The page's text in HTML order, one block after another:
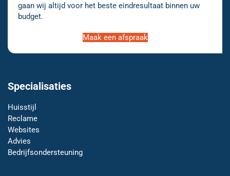
gaan wij altijd voor het beste eindresultaat binnen uw
budget.
Maak een afspraak
Specialisaties
Huisstijl
Reclame
Websites
Advies
Bedrijfsondersteuning